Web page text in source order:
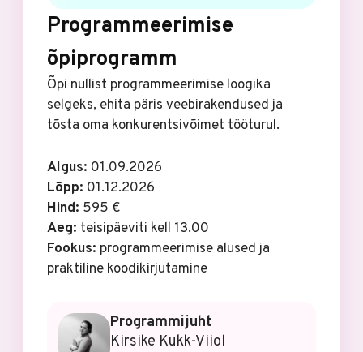
Programmeerimise
õpiprogramm
Õpi nullist programmeerimise loogika
selgeks, ehita päris veebirakendused ja
tõsta oma konkurentsivõimet tööturul.
Algus: 01.09.2026
Lõpp: 01.12.2026
Hind: 595 €
Aeg: teisipäeviti kell 13.00
Fookus: programmeerimise alused ja
praktiline koodikirjutamine
Programmijuht
Kirsike Kukk-Viiol